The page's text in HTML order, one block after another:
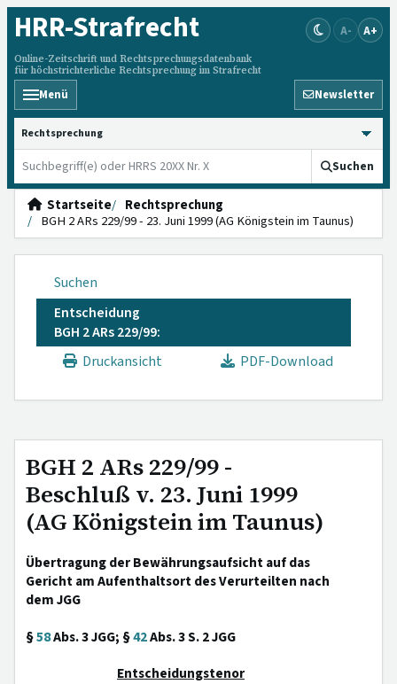
HRR-Strafrecht
Online-Zeitschrift und Rechtsprechungsdatenbank
für höchstrichterliche Rechtsprechung im Strafrecht
A- A+
Menü Newsletter
HRRS durchsuchen
Suchen
Startseite
Rechtsprechung
BGH 2 ARs 229/99 - 23. Juni 1999 (AG Königstein im Taunus)
Suchen
Entscheidung
BGH 2 ARs 229/99:
Druckansicht
PDF-Download
BGH 2 ARs 229/99 -
Beschluß v. 23. Juni 1999
(AG Königstein im Taunus)
Übertragung der Bewährungsaufsicht auf das
Gericht am Aufenthaltsort des Verurteilten nach
dem JGG
§58Abs. 3 JGG; §42Abs. 3 S. 2 JGG
Entscheidungstenor